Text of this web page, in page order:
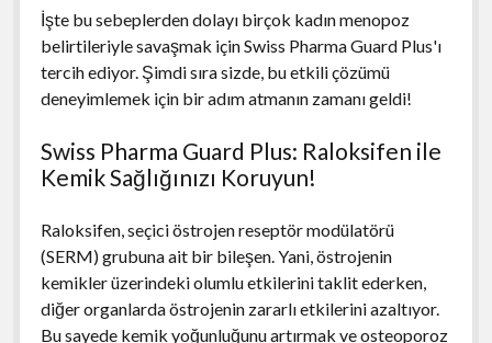
İşte bu sebeplerden dolayı birçok kadın menopoz
belirtileriyle savaşmak için Swiss Pharma Guard Plus'ı
tercih ediyor. Şimdi sıra sizde, bu etkili çözümü
deneyimlemek için bir adım atmanın zamanı geldi!
Swiss Pharma Guard Plus: Raloksifen ile
Kemik Sağlığınızı Koruyun!
Raloksifen, seçici östrojen reseptör modülatörü
(SERM) grubuna ait bir bileşen. Yani, östrojenin
kemikler üzerindeki olumlu etkilerini taklit ederken,
diğer organlarda östrojenin zararlı etkilerini azaltıyor.
Bu sayede kemik yoğunluğunu artırmak ve osteoporoz